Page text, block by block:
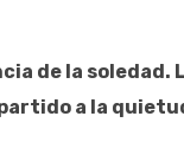
de la soledad.
a la